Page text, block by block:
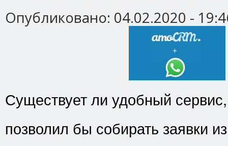
Опубликовано: 04.02.2020 -
Существует ли удобный
позволил бы собирать заявки